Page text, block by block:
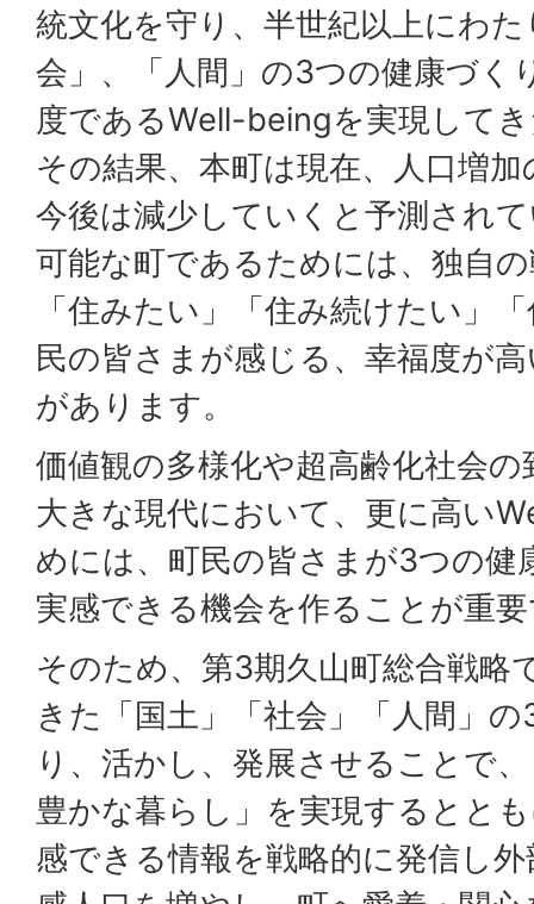
統文化を守り、半世紀以上にわ
会」、「人間」の3つの健康づく
度であるWell-beingを実現して
その結果、本町は現在、人口増
今後は減少していくと予測され
可能な町であるためには、独自
「住みたい」「住み続けたい」
民の皆さまが感じる、幸福度が
があります。
価値観の多様化や超高齢化社会
大きな現代において、更に高い
めには、町民の皆さまが3つの健
実感できる機会を作ることが重
そのため、第3期久山町総合戦略
きた「国土」「社会」「人間」
り、活かし、発展させることで
豊かな暮らし」を実現するとと
感できる情報を戦略的に発信し